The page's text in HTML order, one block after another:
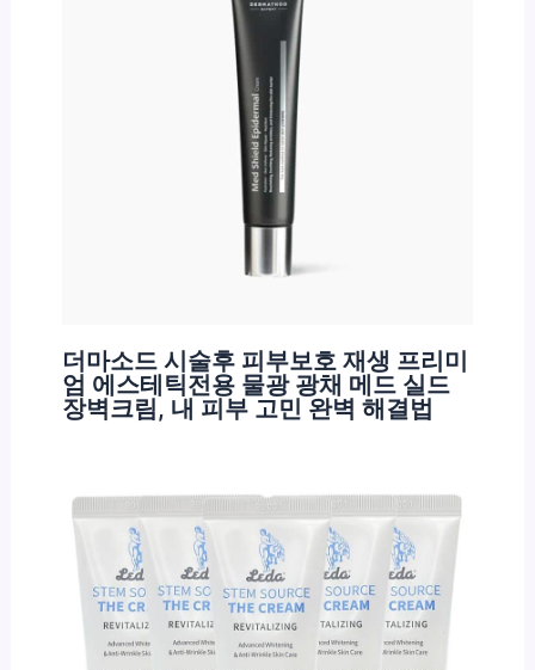
더마소드 시술후 피부보호 재생 프리미
엄 에스테틱전용 물광 광채 메드 실드
장벽크림, 내 피부 고민 완벽 해결법